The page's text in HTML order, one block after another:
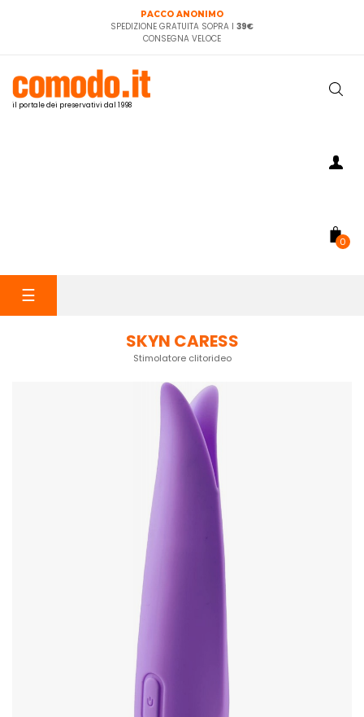
PACCO ANONIMO
SPEDIZIONE GRATUITA SOPRA I 39€
CONSEGNA VELOCE
il portale dei preservativi dal 1998
0
navigazione
☰
SKYN CARESS
Stimolatore clitorideo